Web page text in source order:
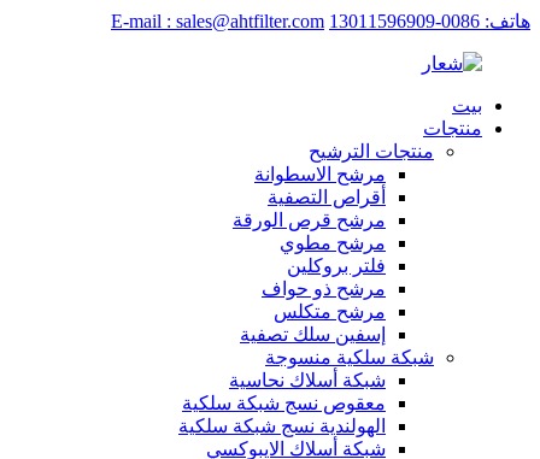
هاتف: 0086-13011596909 E-mail : sales@ahtfilter.com
بيت
منتجات
منتجات الترشيح
مرشح الاسطوانة
أقراص التصفية
مرشح قرص الورقة
مرشح مطوي
فلتر بروكلين
مرشح ذو حواف
مرشح متكلس
إسفين سلك تصفية
شبكة سلكية منسوجة
شبكة أسلاك نحاسية
معقوص نسج شبكة سلكية
الهولندية نسج شبكة سلكية
شبكة أسلاك الايبوكسي